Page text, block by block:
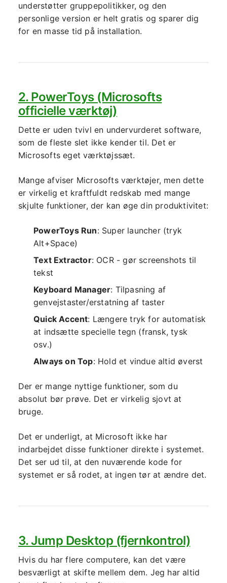
understøtter gruppepolitikker, og den
personlige version er helt gratis og sparer dig
for en masse tid på installation.
2. PowerToys (Microsofts
officielle værktøj)
Dette er uden tvivl en undervurderet software,
som de fleste slet ikke kender til. Det er
Microsofts eget værktøjssæt.
Mange afviser Microsofts værktøjer, men dette
er virkelig et kraftfuldt redskab med mange
skjulte funktioner, der kan øge din produktivitet:
PowerToys Run: Super launcher (tryk
Alt+Space)
Text Extractor: OCR - gør screenshots til
tekst
Keyboard Manager: Tilpasning af
genvejstaster/erstatning af taster
Quick Accent: Længere tryk for automatisk
at indsætte specielle tegn (fransk, tysk
osv.)
Always on Top: Hold et vindue altid øverst
Der er mange nyttige funktioner, som du
absolut bør prøve. Det er virkelig sjovt at
bruge.
Det er underligt, at Microsoft ikke har
indarbejdet disse funktioner direkte i systemet.
Det ser ud til, at den nuværende kode for
systemet er så rodet, at ingen tør at ændre det.
3. Jump Desktop (fjernkontrol)
Hvis du har flere computere, kan det være
besværligt at skifte mellem dem. Jeg har altid